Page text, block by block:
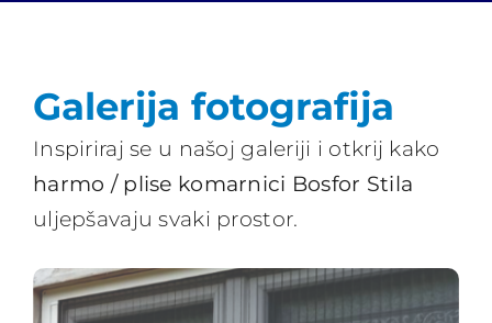
Galerija fotografija
Inspiriraj se u našoj galeriji i otkrij kako
harmo / plise komarnici Bosfor Stila
uljepšavaju svaki prostor.